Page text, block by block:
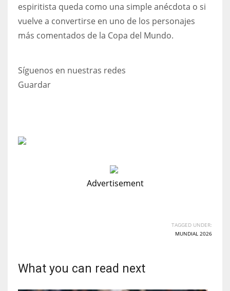
espiritista queda como una simple anécdota o si
vuelve a convertirse en uno de los personajes
más comentados de la Copa del Mundo.
Síguenos en nuestras redes
Guardar
Advertisement
TAGGED UNDER:
MUNDIAL 2026
What you can read next